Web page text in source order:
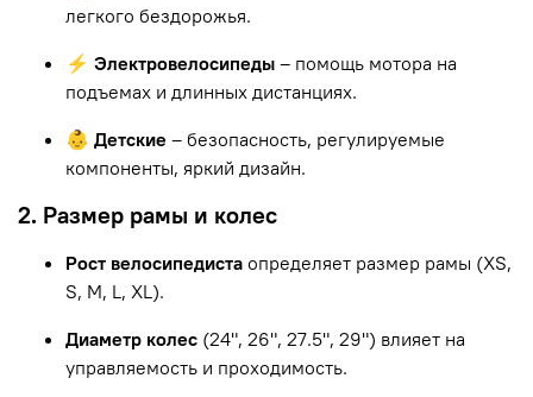
легкого бездорожья.
⚡ Электровелосипеды – помощь мотора на
подъемах и длинных дистанциях.
👶 Детские – безопасность, регулируемые
компоненты, яркий дизайн.
2. Размер рамы и колес
Рост велосипедиста определяет размер рамы (XS,
S, M, L, XL).
Диаметр колес (24", 26", 27.5", 29") влияет на
управляемость и проходимость.